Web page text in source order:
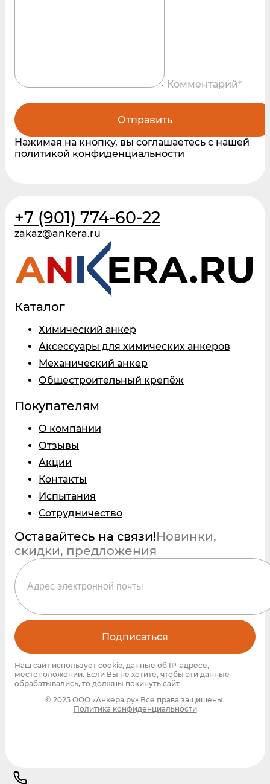
Комментарий*
Отправить
Нажимая на кнопку, вы соглашаетесь с нашей
политикой конфиденциальности
+7 (901) 774-60-22
zakaz@ankera.ru
Каталог
Химический анкер
Аксессуары для химических анкеров
Механический анкер
Общестроительный крепёж
Покупателям
О компании
Отзывы
Акции
Контакты
Испытания
Сотрудничество
Оставайтесь на связи!Новинки,
скидки, предложения
Подписаться
Наш сайт использует cookie, данные об IP-адресе,
местоположении. Если Вы не хотите, чтобы эти данные
обрабатывались, то должны покинуть сайт.
© 2025 ООО «Анкера.ру» Все права защищены.
Политика конфиденциальности